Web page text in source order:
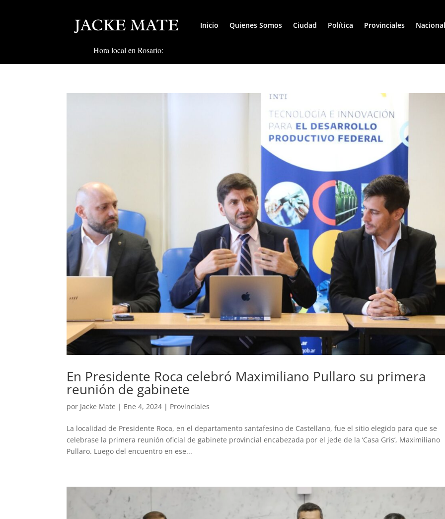
Inicio Quienes Somos Ciudad Política Provinciales
Hora local en Rosario:
En Presidente Roca celebró Maximiliano Pullaro su primera
reunión de gabinete
por Jacke Mate | Ene 4, 2024 | Provinciales
La localidad de Presidente Roca, en el departamento santafesino de Castellano, fue el sitio elegido para que se
celebrase la primera reunión oficial de gabinete provincial encabezada por el jede de la ‘Casa Gris’, Maximiliano
Pullaro. Luego del encuentro en ese...